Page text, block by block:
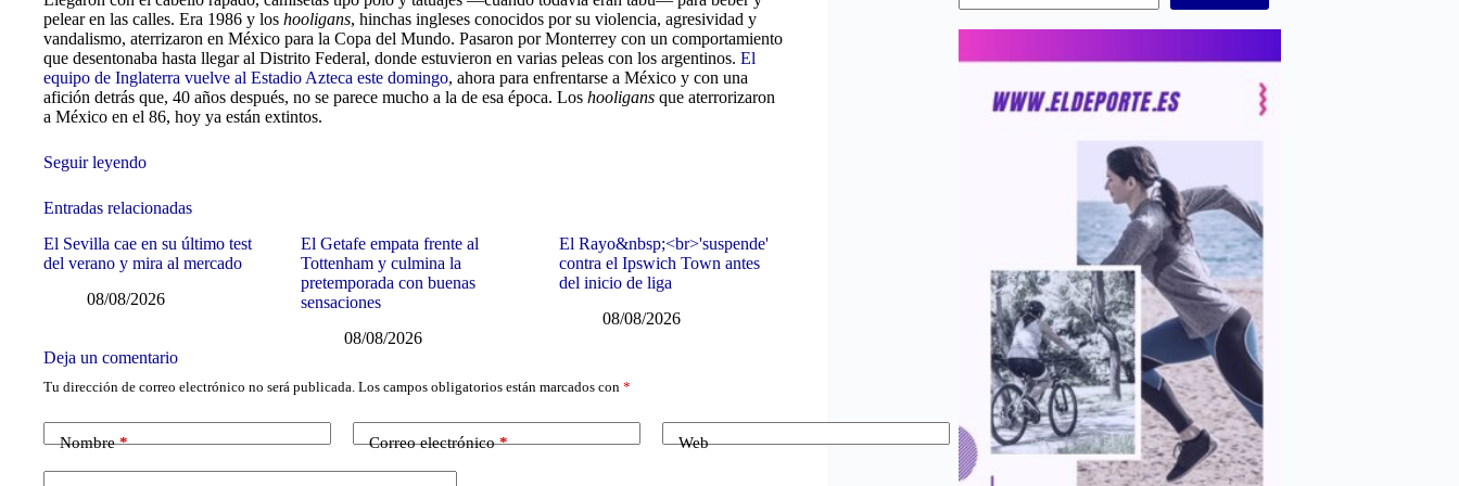
pelear en las calles. Era 1986 y los hooligans, hinchas ingleses conocidos por su violencia, agresividad y
vandalismo, aterrizaron en México para la Copa del Mundo. Pasaron por Monterrey con un comportamiento
que desentonaba hasta llegar al Distrito Federal, donde estuvieron en varias peleas con los argentinos. El
equipo de Inglaterra vuelve al Estadio Azteca este domingo, ahora para enfrentarse a México y con una
afición detrás que, 40 años después, no se parece mucho a la de esa época. Los hooligans que aterrorizaron
a México en el 86, hoy ya están extintos.
Seguir leyendo
Entradas relacionadas
El Sevilla cae en su último test
del verano y mira al mercado
08/08/2026
El Getafe empata frente al
Tottenham y culmina la
pretemporada con buenas
sensaciones
08/08/2026
El Rayo&nbsp;<br>'suspende'
contra el Ipswich Town antes
del inicio de liga
08/08/2026
Deja un comentario
Tu dirección de correo electrónico no será publicada. Los campos obligatorios están marcados con *
Nombre* Correo electrónico* Web